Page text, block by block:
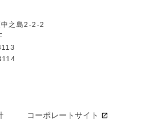
之島2-2-2
コーポレートサイト